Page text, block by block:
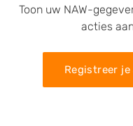
Toon uw NAW-
acties
Registreer